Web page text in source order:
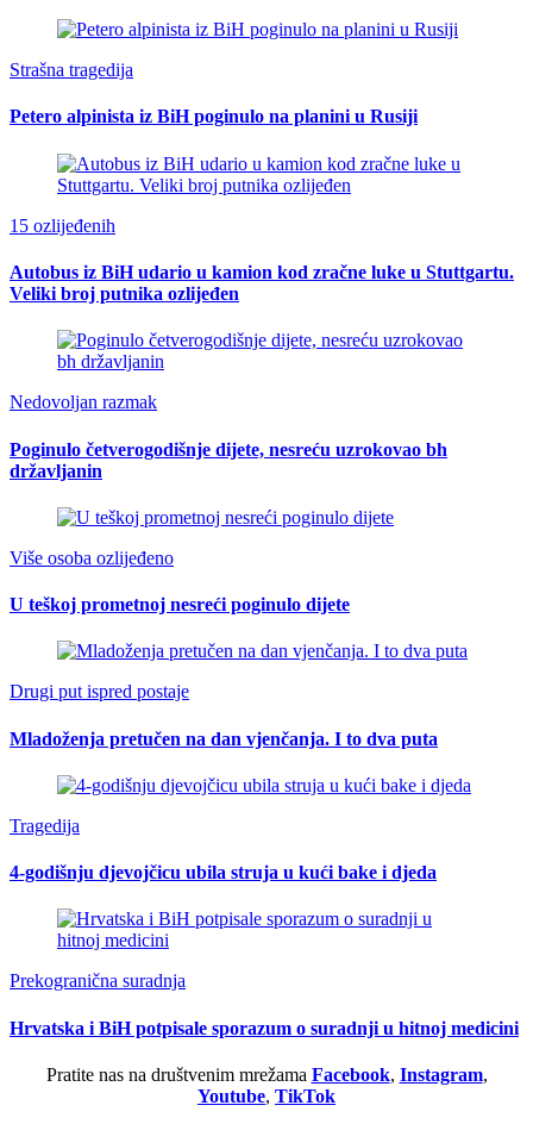
Strašna tragedija
Petero alpinista iz BiH poginulo na planini u Rusiji
15 ozlijeđenih
Autobus iz BiH udario u kamion kod zračne luke u Stuttgartu.
Veliki broj putnika ozlijeđen
Nedovoljan razmak
Poginulo četverogodišnje dijete, nesreću uzrokovao bh
državljanin
Više osoba ozlijeđeno
U teškoj prometnoj nesreći poginulo dijete
Drugi put ispred postaje
Mladoženja pretučen na dan vjenčanja. I to dva puta
Tragedija
4-godišnju djevojčicu ubila struja u kući bake i djeda
Prekogranična suradnja
Hrvatska i BiH potpisale sporazum o suradnji u hitnoj medicini
Pratite nas na društvenim mrežama Facebook, Instagram,
Youtube, TikTok